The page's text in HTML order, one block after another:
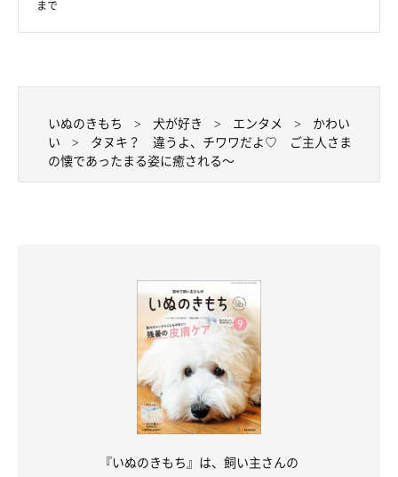
まで
いぬのきもち 犬が好き エンタメ
かわい
い
タヌキ？ 違うよ、チワワだよ♡ ご主人さま
の懐であったまる姿に癒される～
『いぬのきもち』は、飼い主さんの